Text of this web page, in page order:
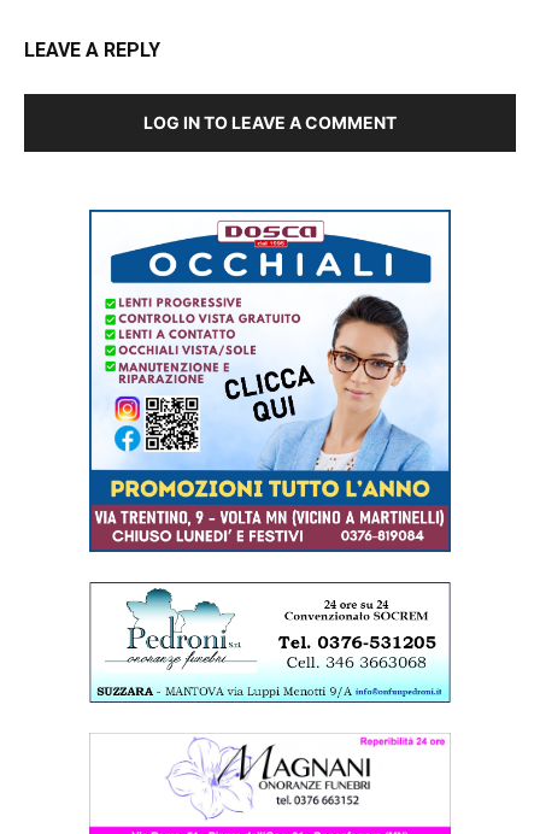
LEAVE A REPLY
LOG IN TO LEAVE A COMMENT